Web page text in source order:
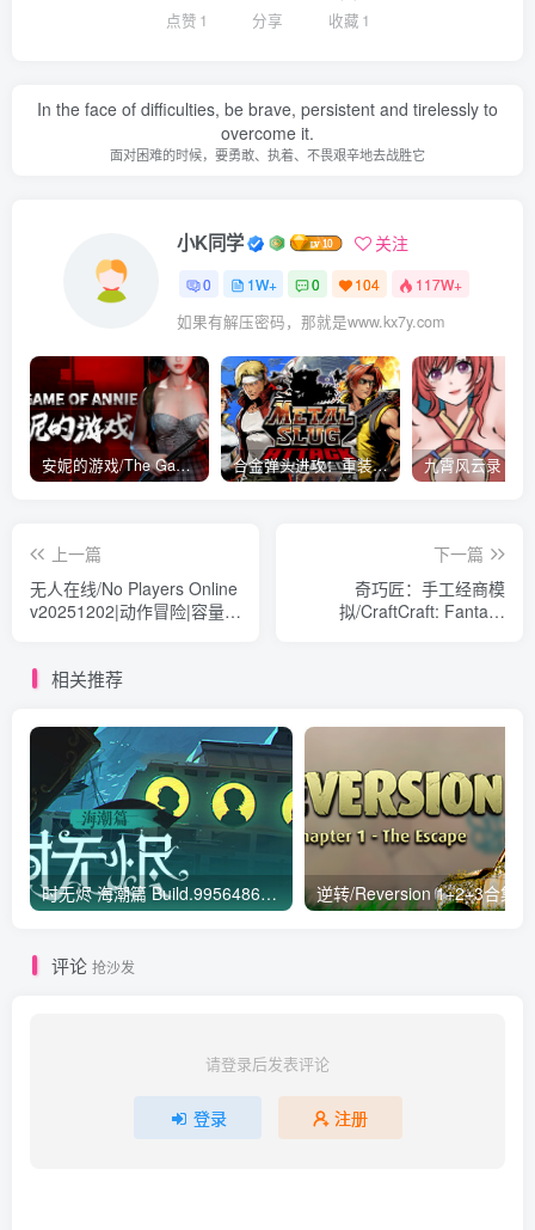
点赞 1 分享 收藏 1
In the face of difficulties, be brave, persistent and tirelessly to
overcome it.
面对困难的时候，要勇敢、执着、不畏艰辛地去战胜它
小K同学 关注
0 1W+ 0 104 117W+
如果有解压密码，那就是www.kx7y.com
安妮的游戏/The Game of Annie v0.99981|射击动作|容量14.6GB|免安装绿色中文版 合金弹头进攻：重装上阵/METAL SLUG ATTACK RELOADED Build.16214511|策略模拟|容量2.7GB|免安装绿色中文版
上一篇
无人在线/No Players Online
v20251202|动作冒险|容量
下一篇
奇巧匠：手工经商模
拟/CraftCraft: Fantasy
相关推荐
时无烬 海潮篇 Build.9956486|解谜冒险|容量3.6GB|免安装绿色中文版
评论 抢沙发
请登录后发表评论
登录 注册